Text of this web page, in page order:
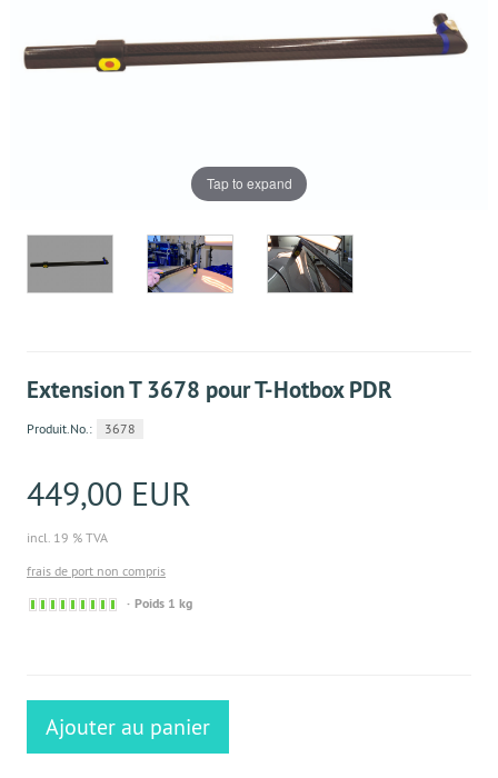
Tap to expand
Extension T 3678 pour T-Hotbox PDR
Produit.No.: 3678
449,00 EUR
incl. 19 % TVA
frais de port non compris
Sofort
Poids 1 kg
Ajouter au panier